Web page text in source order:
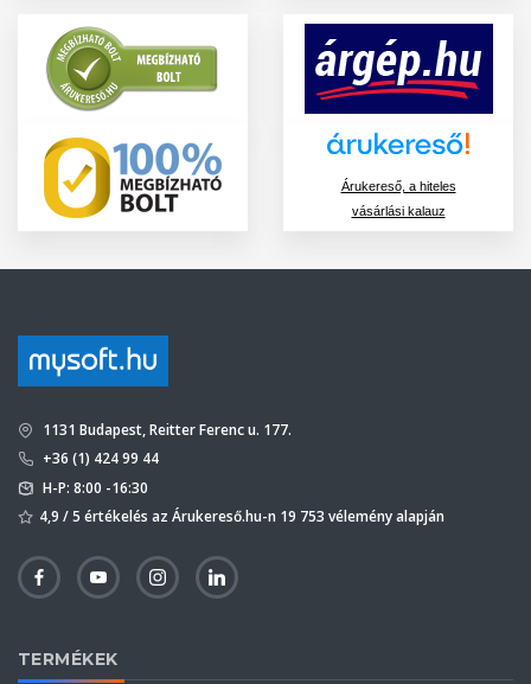
Árukereső, a hiteles
vásárlási kalauz
1131 Budapest, Reitter Ferenc u. 177.
+36 (1) 424 99 44
H-P: 8:00 -16:30
4,9 / 5 értékelés az Árukereső.hu-n 19 753 vélemény alapján
TERMÉKEK